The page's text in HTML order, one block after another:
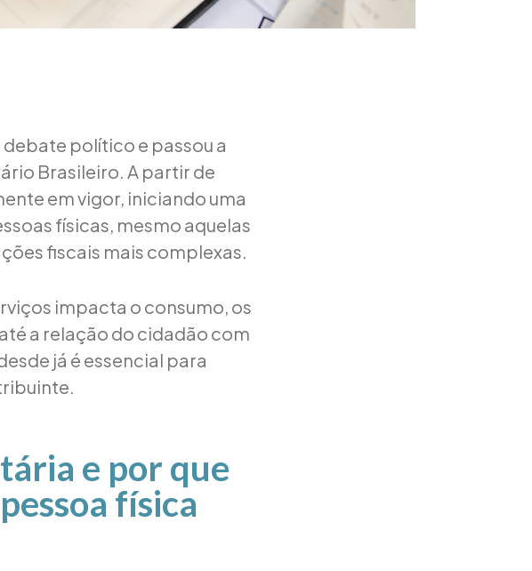
político e passou a
Brasileiro. A partir de
em vigor, iniciando uma
físicas, mesmo aquelas
fiscais mais complexas.
impacta o consumo, os
a relação do cidadão com
já é essencial para
e por que
física